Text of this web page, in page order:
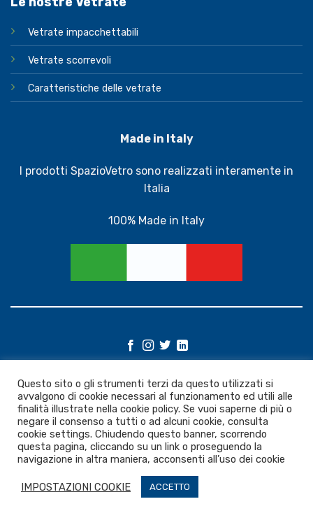
Vetrate impacchettabili
Vetrate scorrevoli
Caratteristiche delle vetrate
Made in Italy
I prodotti SpazioVetro sono realizzati interamente in
Italia
100% Made in Italy
2026 UX Themes
TERMS PRIVACY COOKIES
Copyright 2026 ©AM
Questo sito o gli strumenti terzi da questo utilizzati si
avvalgono di cookie necessari al funzionamento ed utili alle
finalità illustrate nella cookie policy. Se vuoi saperne di più o
negare il consenso a tutti o ad alcuni cookie, consulta
cookie settings. Chiudendo questo banner, scorrendo
questa pagina, cliccando su un link o proseguendo la
navigazione in altra maniera, acconsenti all’uso dei cookie
IMPOSTAZIONI COOKIE ACCETTO